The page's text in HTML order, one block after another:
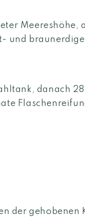
Meereshöhe,
und
danach
der gehobenen